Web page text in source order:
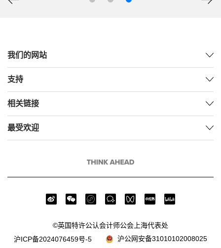
我们的网站
支持
相关链接
最受欢迎
©英国特许公认会计师公会上海代表处
沪ICP备2024076459号-5
沪公网安备31010102008025